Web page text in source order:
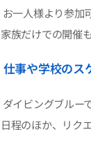
お一人様より参加
家族だけでの開催
仕事や学校のス
ダイビングブルー
日程のほか、リク